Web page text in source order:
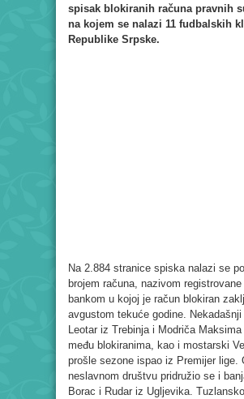
spisak blokiranih računa pravnih
na kojem se nalazi 11 fudbalskih
Republike Srpske.
Na 2.884 stranice spiska nalazi se
brojem računa, nazivom registrovane
bankom u kojoj je račun blokiran
avgustom tekuće godine.
Leotar iz Trebinja i Modriča
među blokiranima, kao i mostarski
prošle sezone ispao iz Premijer lige.
neslavnom društvu pridružio se i
Borac i Rudar iz Ugljevika.